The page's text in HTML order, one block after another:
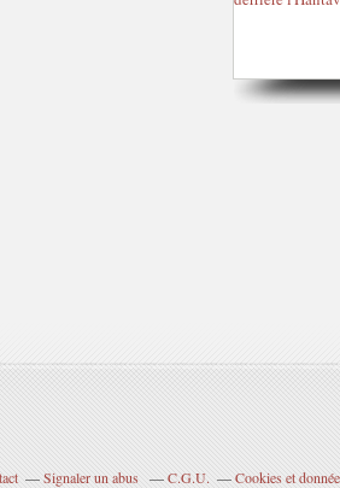
Signaler un abus C.G.U. Cookies et